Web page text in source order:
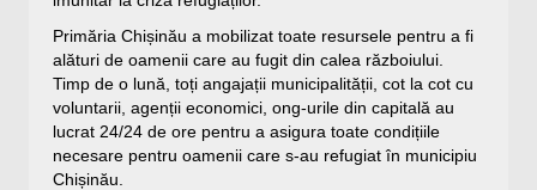
Primăria Chișinău a mobilizat toate resursele pentru a fi
alături de oamenii care au fugit din calea războiului.
Timp de o lună, toți angajații municipalității, cot la cot cu
voluntarii, agenții economici, ong-urile din capitală au
lucrat 24/24 de ore pentru a asigura toate condițiile
necesare pentru oamenii care s-au refugiat în municipiu
Chișinău.